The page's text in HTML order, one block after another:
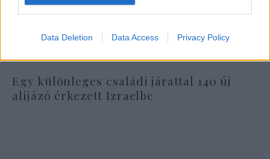
Data Deletion Data Access Privacy Policy
Egy különleges családi járattal 140 új
alijázó érkezett Izraelbe